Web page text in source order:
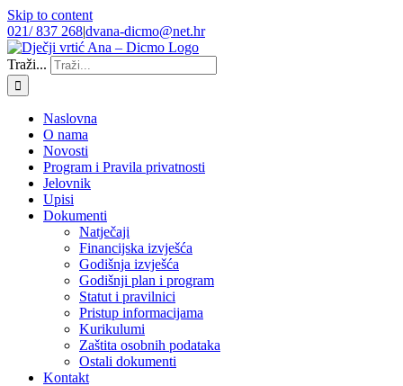
Skip to content
021/ 837 268|dvana-dicmo@net.hr
Traži...
Naslovna
O nama
Novosti
Program i Pravila privatnosti
Jelovnik
Upisi
Dokumenti
Natječaji
Financijska izvješća
Godišnja izvješća
Godišnji plan i program
Statut i pravilnici
Pristup informacijama
Kurikulumi
Zaštita osobnih podataka
Ostali dokumenti
Kontakt